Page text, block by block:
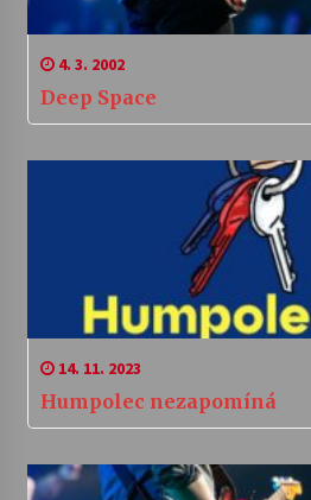
4. 3. 2002
Deep Space
14. 11. 2023
Humpolec nezapomíná